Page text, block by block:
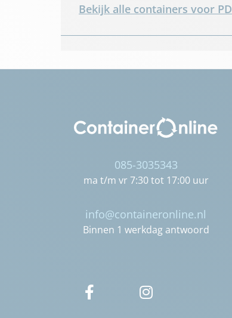
Bekijk alle containers voor PD
085-3035343
ma t/m vr 7:30 tot 17:00 uur
info@containeronline.nl
Binnen 1 werkdag antwoord